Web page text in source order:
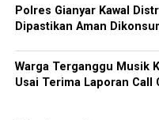
Polres Gianyar Kawal
Dipastikan Aman
Warga Terganggu Musik
Usai Terima Laporan Call